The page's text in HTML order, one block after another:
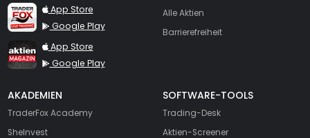
TraderFox Live Trading
App Store
Google Play
TraderFox aktien Magazin
App Store
Google Play
Alle Aktien
Barrierefreiheit
AKADEMIEN
TraderFox Academy
SheInvest
SOFTWARE-TOOLS
Trading-Desk
Aktien-Screener